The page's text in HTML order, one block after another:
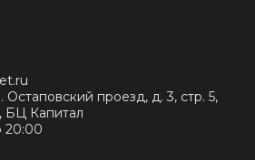
Остаповский проезд, д. 3, стр. 5,
БЦ Капитал